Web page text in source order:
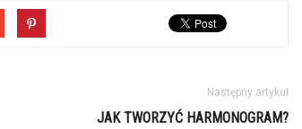
Następny artykuł
JAK TWORZYĆ HARMONOGRAM?